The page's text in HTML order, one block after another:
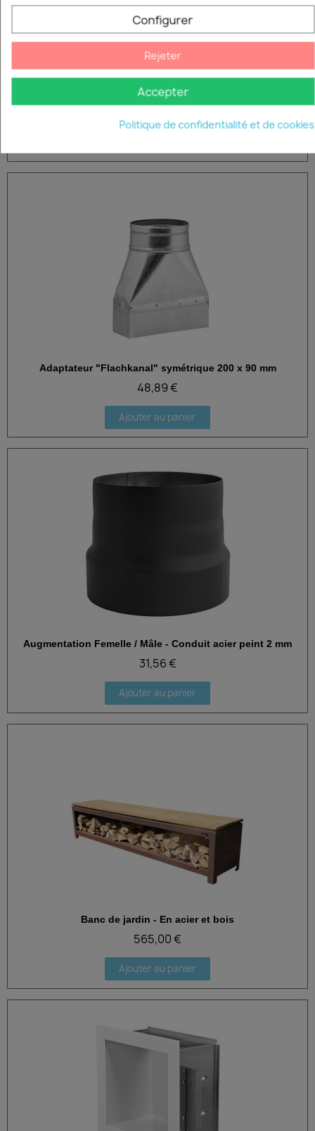
Aperçu rapide
Adaptateur "Flachkanal" symétrique 150 x 50 mm
Aperçu rapide
Adaptateur "Flachkanal" symétrique 200 x 90 mm
48,89 €
Ajouter au panier
Aperçu rapide
Augmentation Femelle / Mâle - Conduit acier peint 2 mm
31,56 €
Ajouter au panier
Aperçu rapide
Banc de jardin - En acier et bois
565,00 €
Ajouter au panier
Configurer
Rejeter
Accepter
Politique de confidentialité et de cookies